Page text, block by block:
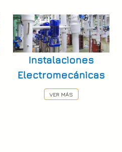
Instalaciones
Electromecánicas
VER MÁS